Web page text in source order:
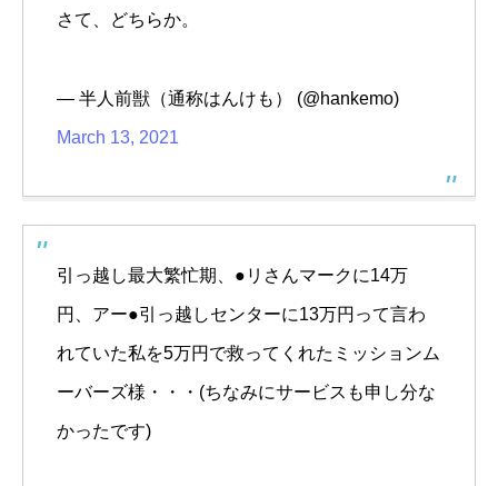
さて、どちらか。
— 半人前獣（通称はんけも） (@hankemo)
March 13, 2021
引っ越し最大繁忙期、●リさんマークに14万
円、アー●引っ越しセンターに13万円って言わ
れていた私を5万円で救ってくれたミッションム
ーバーズ様・・・(ちなみにサービスも申し分な
かったです)